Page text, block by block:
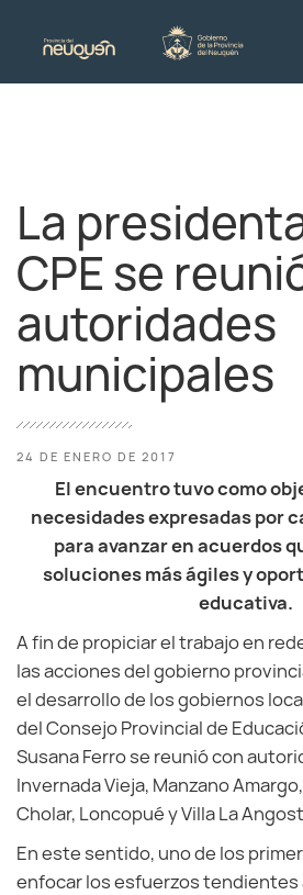
La
CPE se
autoridades
municipales
24 DE ENERO DE 2017
El encuentro tuvo como
necesidades expresadas por
para avanzar en acuerdos
soluciones más ágiles y
educativa.
A fin de propiciar el trabajo en
las acciones del gobierno
el desarrollo de los gobiernos
del Consejo Provincial de
Susana Ferro se reunió con
Invernada Vieja, Manzano
Cholar, Loncopué y Villa La
En este sentido, uno de los
enfocar los esfuerzos tendientes